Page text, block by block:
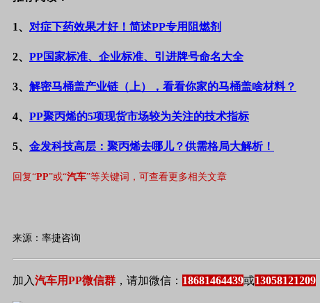
1、 对症下药效果才好！简述PP专用阻燃剂
2、 PP国家标准、企业标准、引进牌号命名大全
3、 解密马桶盖产业链（上），看看你家的马桶盖啥材料？
4、 PP聚丙烯的5项现货市场较为关注的技术指标
5、 金发科技高层：聚丙烯去哪儿？供需格局大解析！
回复“PP”或“汽车”等关键词，可查看更多相关文章
来源：率捷咨询
加入汽车用PP微信群 ，请加微信： 18681464439或13058121209